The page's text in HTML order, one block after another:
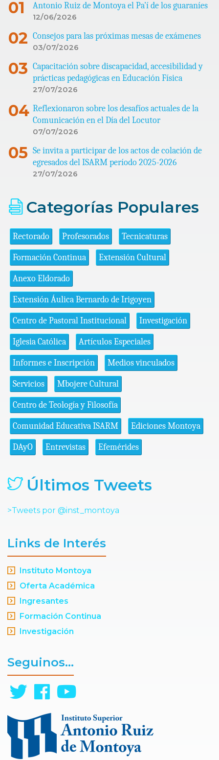
Antonio Ruiz de Montoya el Pa’í de los guaraníes
12/06/2026
Consejos para las próximas mesas de exámenes
03/07/2026
Capacitación sobre discapacidad, accesibilidad y
prácticas pedagógicas en Educación Física
27/07/2026
Reflexionaron sobre los desafíos actuales de la
Comunicación en el Día del Locutor
07/07/2026
Se invita a participar de los actos de colación de
egresados del ISARM período 2025-2026
27/07/2026
Categorías Populares
Rectorado Profesorados Tecnicaturas
Formación Continua Extensión Cultural
Anexo Eldorado
Extensión Áulica Bernardo de Irigoyen
Centro de Pastoral Institucional Investigación
Iglesia Católica Artículos Especiales
Informes e Inscripción Medios vinculados
Servicios Mbojere Cultural
Centro de Teología y Filosofía
Comunidad Educativa ISARM Ediciones Montoya
DAyO Entrevistas Efemérides
Últimos Tweets
>Tweets por @inst_montoya
Links de Interés
Instituto Montoya
Oferta Académica
Ingresantes
Formación Continua
Investigación
Seguinos...